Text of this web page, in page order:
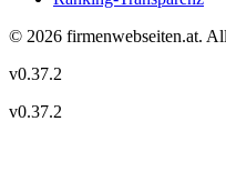
© 2026 firmenwebseiten.at.
v0.37.2
v0.37.2